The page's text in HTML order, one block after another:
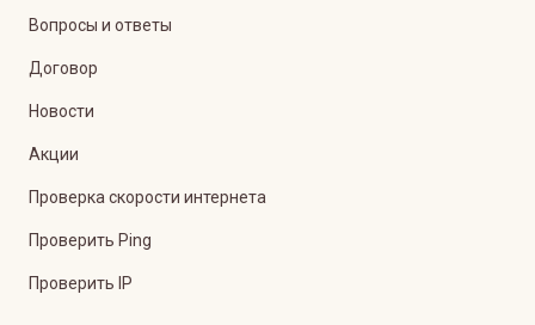
Вопросы и ответы
Договор
Новости
Акции
Проверка скорости интернета
Проверить Ping
Проверить IP